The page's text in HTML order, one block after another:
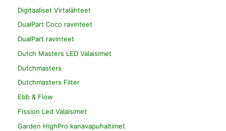
Digitaaliset Virtalähteet
DualPart Coco ravinteet
DualPart ravinteet
Dutch Masters LED Valaisimet
Dutchmasters
Dutchmasters Filter
Ebb & Flow
Fission Led Valaisimet
Garden HighPro kanavapuhaltimet